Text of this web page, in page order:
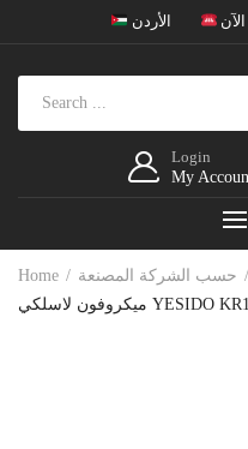
الأردن
Login
My
Home حسب الشركة المصنعة